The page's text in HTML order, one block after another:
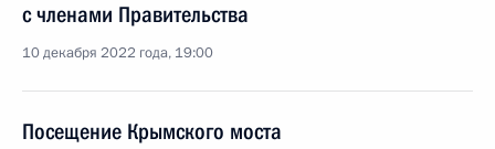
с членами Правительства
10 декабря 2022 года, 19:00
Посещение Крымского моста